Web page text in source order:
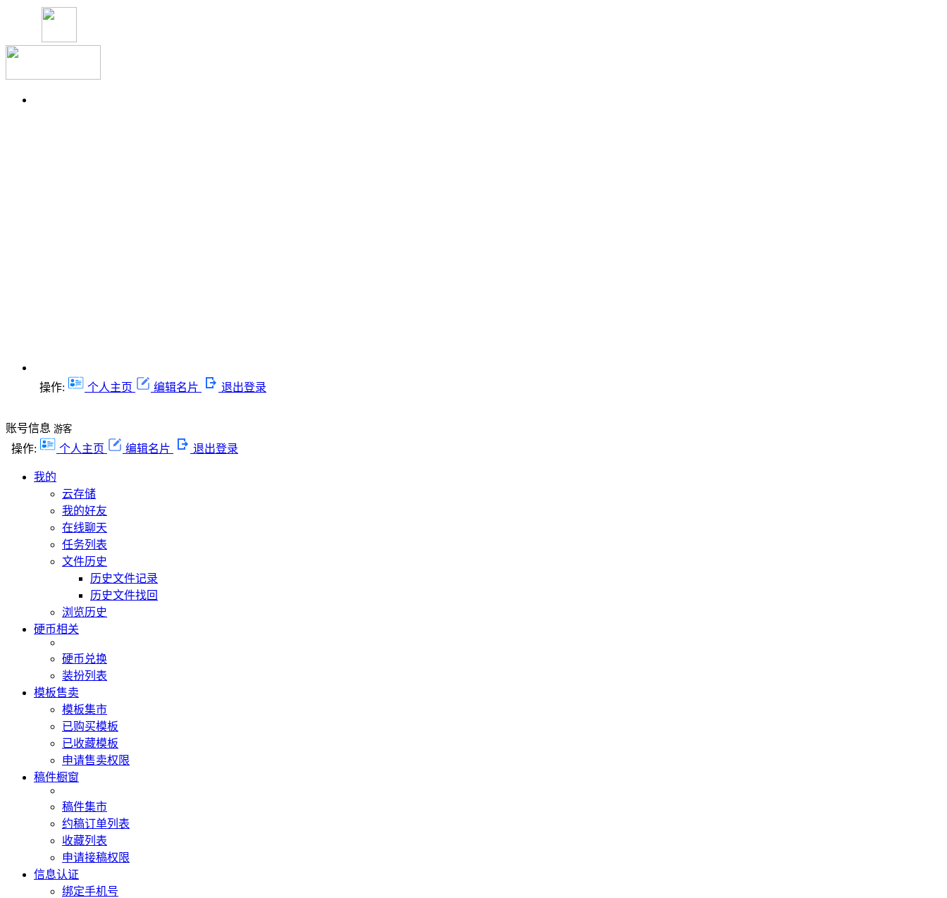
操作: 个人主页 编辑名片 退出登录
账号信息 游客
操作: 个人主页 编辑名片 退出登录
我的
云存储
我的好友
在线聊天
任务列表
文件历史
历史文件记录
历史文件找回
浏览历史
硬币相关
硬币兑换
装扮列表
模板售卖
模板集市
已购买模板
已收藏模板
申请售卖权限
稿件橱窗
稿件集市
约稿订单列表
收藏列表
申请接稿权限
信息认证
绑定手机号